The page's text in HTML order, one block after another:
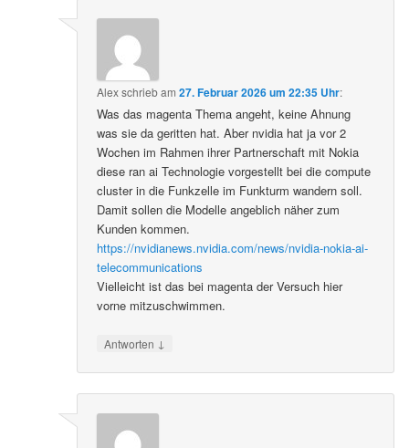
Alexschriebam27. Februar 2026 um 22:35 Uhr:
Was das magenta Thema angeht, keine Ahnung
was sie da geritten hat. Aber nvidia hat ja vor 2
Wochen im Rahmen ihrer Partnerschaft mit Nokia
diese ran ai Technologie vorgestellt bei die compute
cluster in die Funkzelle im Funkturm wandern soll.
Damit sollen die Modelle angeblich näher zum
Kunden kommen.
https://nvidianews.nvidia.com/news/nvidia-nokia-ai-
telecommunications
Vielleicht ist das bei magenta der Versuch hier
vorne mitzuschwimmen.
Antworten ↓